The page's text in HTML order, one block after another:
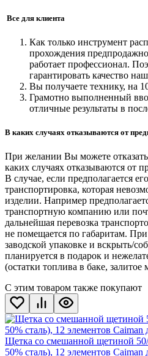
Все для клиента
Как только инструмент
прохождения
работает профессионал.
гарантировать качество
Вы получаете технику, на
Грамотно выполненный
отличные результаты в
В каких случаях отказываются от
При желании Вы можете
каких случаях отказываются от
В случае, если предполагается
транспортировка, которая
изделии. Например
транспортную компанию или
дальнейшая перевозка
не помещается по габаритам.
заводской упаковке и вскрыть/
планируется в подарок и
(остатки топлива в баке, залитое
С этим товаром также покупают
Щетка со смешанной щетиной
50% сталь), 12 элементов